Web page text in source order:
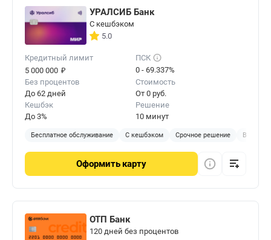
УРАЛСИБ Банк
С кешбэком
5.0
Кредитный лимит
5 000 000 ₽
ПСК
0 - 69.337%
Без процентов
До 62 дней
Стоимость
От 0 руб.
Кешбэк
До 3%
Решение
10 минут
Бесплатное обслуживание С кешбэком Срочное решение В
Оформить карту
ОТП Банк
120 дней без процентов